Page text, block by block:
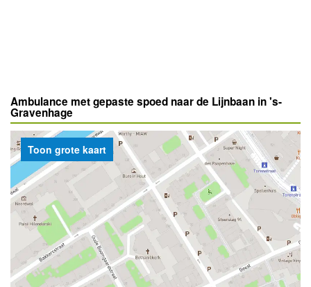
Ambulance met gepaste spoed naar de Lijnbaan in 's-
Gravenhage
Toon grote kaart